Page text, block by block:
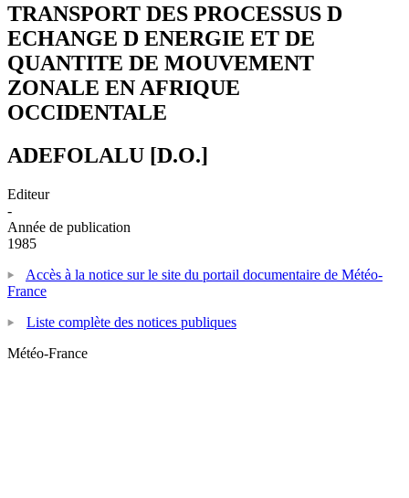
TRANSPORT DES PROCESSUS D
ECHANGE D ENERGIE ET DE
QUANTITE DE MOUVEMENT
ZONALE EN AFRIQUE
OCCIDENTALE
ADEFOLALU [D.O.]
Editeur
-
Année de publication
1985
Accès à la notice sur le site du portail documentaire de Météo-
France
Liste complète des notices publiques
Météo-France